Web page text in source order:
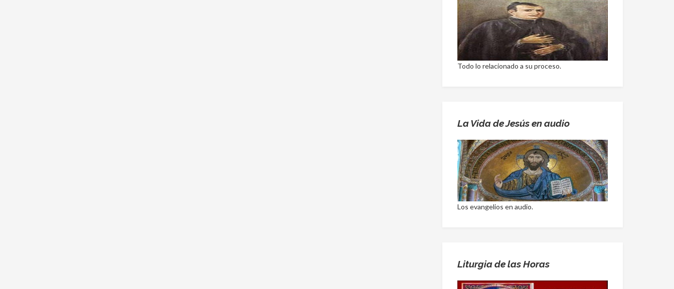
Todo lo relacionado a su proceso.
La Vida de Jesús en audio
Los evangelios en audio.
Liturgia de las Horas